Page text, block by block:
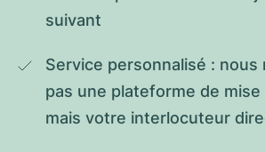
suivant
Service personnalisé : nous
pas une plateforme de
mais votre interlocuteur